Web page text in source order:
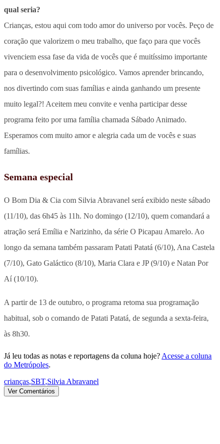
qual seria?
Crianças, estou aqui com todo amor do universo por vocês. Peço de
coração que valorizem o meu trabalho, que faço para que vocês
vivenciem essa fase da vida de vocês que é muitíssimo importante
para o desenvolvimento psicológico. Vamos aprender brincando,
nos divertindo com suas famílias e ainda ganhando um presente
muito legal?! Aceitem meu convite e venha participar desse
programa feito por uma família chamada Sábado Animado.
Esperamos com muito amor e alegria cada um de vocês e suas
famílias.
Semana especial
O Bom Dia & Cia com Silvia Abravanel será exibido neste sábado
(11/10), das 6h45 às 11h. No domingo (12/10), quem comandará a
atração será Emília e Narizinho, da série O Picapau Amarelo. Ao
longo da semana também passaram Patati Patatá (6/10), Ana Castela
(7/10), Gato Galáctico (8/10), Maria Clara e JP (9/10) e Natan Por
Aí (10/10).
A partir de 13 de outubro, o programa retoma sua programação
habitual, sob o comando de Patati Patatá, de segunda a sexta-feira,
às 8h30.
Já leu todas as notas e reportagens da coluna hoje? Acesse a coluna
do Metrópoles.
crianças,SBT,Silvia Abravanel
Ver Comentários